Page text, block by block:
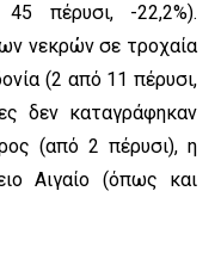
πέρυσι, -22,2%).
νεκρών σε τροχαία
(2 από 11 πέρυσι,
δεν καταγράφηκαν
(από 2 πέρυσι), η
Αιγαίο (όπως και